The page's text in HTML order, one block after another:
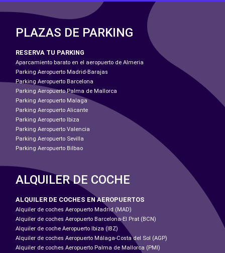
PLAZAS DE PARKING
RESERVA TU PARKING
Aparcamiento barato en el aeropuerto de Almeria
Parking Aeropuerto Madrid-Barajas
Parking Aeropuerto Barcelona
Parking Aeropuerto Palma de Mallorca
Parking Aeropuerto Malaga
Parking Aeropuerto Alicante
Parking Aeropuerto Ibiza
Parking Aeropuerto Valencia
Parking Aeropuerto Sevilla
Parking Aeropuerto Bilbao
ALQUILER DE COCHE
ALQUILER DE COCHES EN AEROPUERTOS
Alquiler de coches Aeropuerto Madrid (MAD)
Alquiler de coches Aeropuerto Barcelona-El Prat (BCN)
Alquiler de coche Aeropuerto Ibiza (IBZ)
Alquiler de coches Aeropuerto Málaga-Costa del Sol (AGP)
Alquiler de coches Aeropuerto Palma de Mallorca (PMI)